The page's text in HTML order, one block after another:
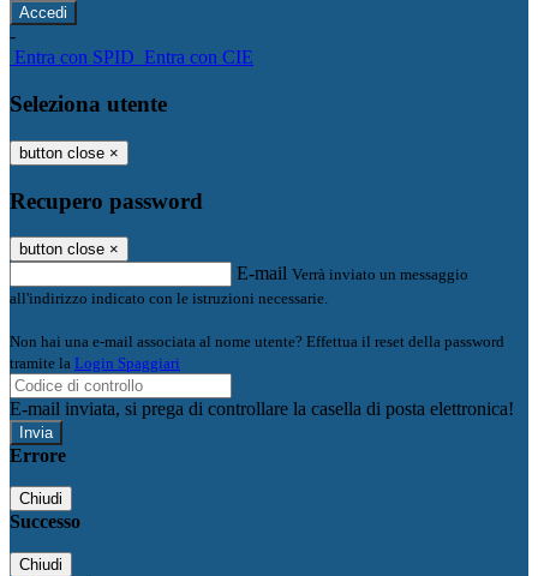
-
Entra con SPID Entra con CIE
Seleziona utente
button close ×
Recupero password
button close ×
E-mail Verrà inviato un messaggio
all'indirizzo indicato con le istruzioni necessarie.
Non hai una e-mail associata al nome utente? Effettua il reset della password
tramite la Login Spaggiari
E-mail inviata, si prega di controllare la casella di posta elettronica!
Errore
Chiudi
Successo
Chiudi